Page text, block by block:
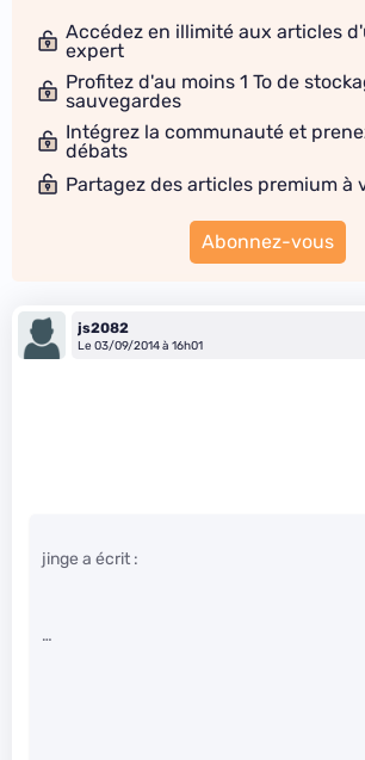
Accédez en illimité aux articles
expert
Profitez d'au moins 1 To de
sauvegardes
Intégrez la communauté et
débats
Partagez des articles premium à
Abonnez-vous
js2082
Le 03/09/2014 à 16h01
jinge a écrit :
…